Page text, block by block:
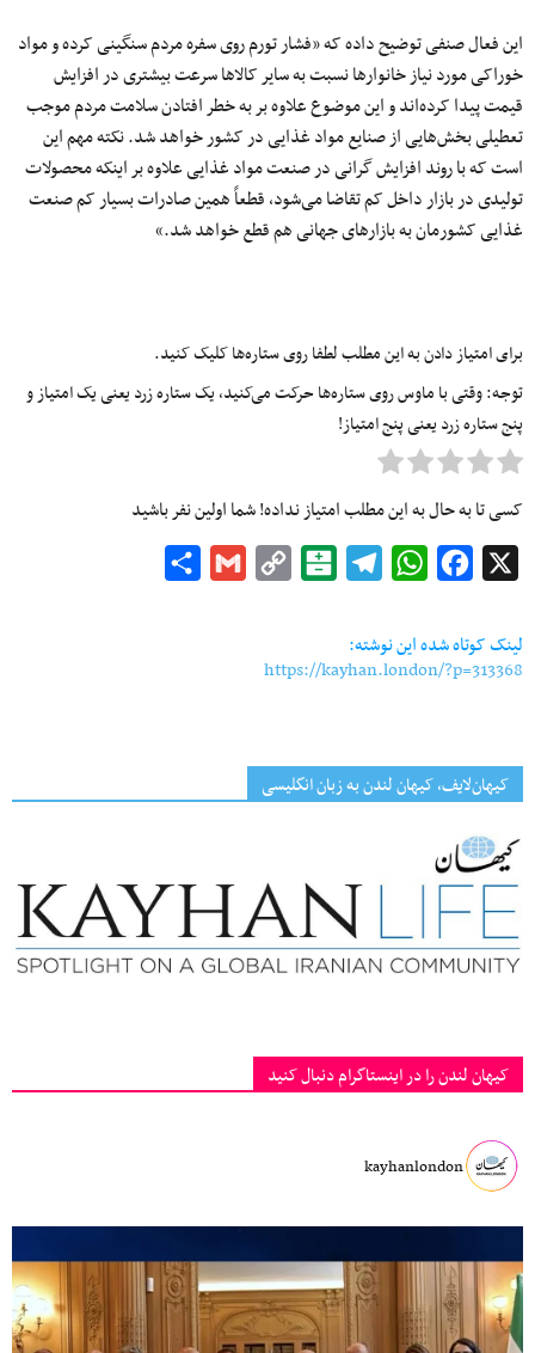
این فعال صنفی توضیح داده که «فشار تورم روی سفره مردم سنگینی کرده و مواد
خوراکی مورد نیاز خانوار‌ها نسبت به سایر کالا‌ها سرعت بیشتری در افزایش
قیمت پیدا کرده‌اند و این موضوع علاوه بر به خطر افتادن سلامت مردم موجب
تعطیلی بخش‌هایی از صنایع مواد غذایی در کشور خواهد شد. نکته مهم این
است که با روند افزایش گرانی در صنعت مواد غذایی علاوه بر اینکه محصولات
تولیدی در بازار داخل کم تقاضا می‌شود، قطعاً همین صادرات بسیار کم صنعت
غذایی کشورمان به بازار‌های جهانی هم قطع خواهد شد.»
برای امتیاز دادن به این مطلب لطفا روی ستاره‌ها کلیک کنید.
توجه: وقتی با ماوس روی ستاره‌ها حرکت می‌کنید، یک ستاره زرد یعنی یک امتیاز و
پنج ستاره زرد یعنی پنج امتیاز!
کسی تا به حال به این مطلب امتیاز نداده! شما اولین نفر باشید
Facebook
WhatsApp
Telegram
Balatarin
Copy
Gmail
لینک کوتاه شده این نوشته:
https://kayhan.london/?p=313368
کیهان‌لایف، کیهان لندن به زبان انگلیسی
کیهان لندن را در اینستاگرام دنبال کنید
kayhanlondon